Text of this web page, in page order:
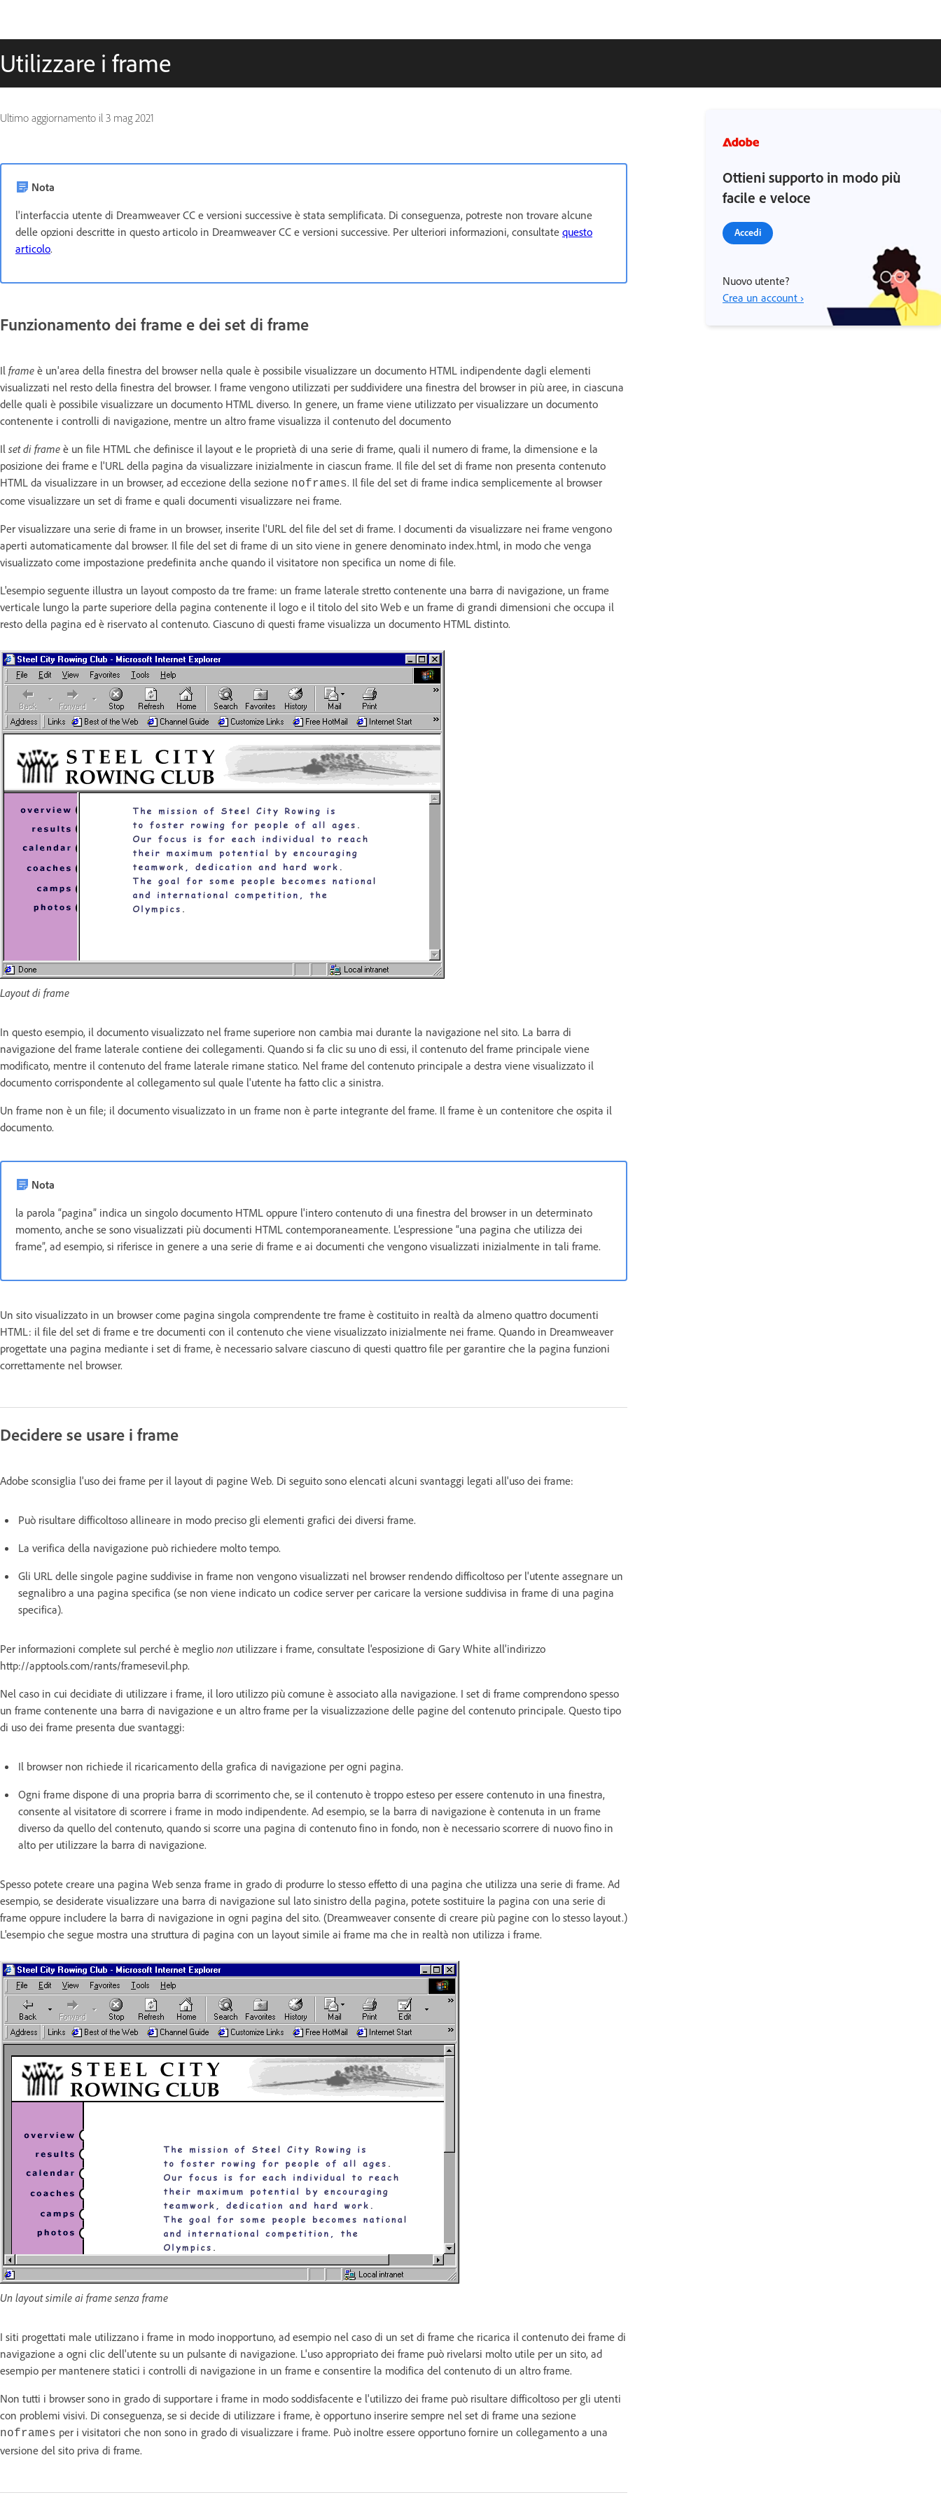
Utilizzare i frame
Ultimo aggiornamento il 3 mag 2021
Nota
l'interfaccia utente di Dreamweaver CC e versioni successive è stata semplificata. Di conseguenza, potreste non trovare alcune
delle opzioni descritte in questo articolo in Dreamweaver CC e versioni successive. Per ulteriori informazioni, consultate questo
articolo.
Funzionamento dei frame e dei set di frame
Il frame è un'area della finestra del browser nella quale è possibile visualizzare un documento HTML indipendente dagli elementi
visualizzati nel resto della finestra del browser. I frame vengono utilizzati per suddividere una finestra del browser in più aree, in ciascuna
delle quali è possibile visualizzare un documento HTML diverso. In genere, un frame viene utilizzato per visualizzare un documento
contenente i controlli di navigazione, mentre un altro frame visualizza il contenuto del documento
Il set di frame è un file HTML che definisce il layout e le proprietà di una serie di frame, quali il numero di frame, la dimensione e la
posizione dei frame e l'URL della pagina da visualizzare inizialmente in ciascun frame. Il file del set di frame non presenta contenuto
HTML da visualizzare in un browser, ad eccezione della sezione noframes. Il file del set di frame indica semplicemente al browser
come visualizzare un set di frame e quali documenti visualizzare nei frame.
Per visualizzare una serie di frame in un browser, inserite l'URL del file del set di frame. I documenti da visualizzare nei frame vengono
aperti automaticamente dal browser. Il file del set di frame di un sito viene in genere denominato index.html, in modo che venga
visualizzato come impostazione predefinita anche quando il visitatore non specifica un nome di file.
L'esempio seguente illustra un layout composto da tre frame: un frame laterale stretto contenente una barra di navigazione, un frame
verticale lungo la parte superiore della pagina contenente il logo e il titolo del sito Web e un frame di grandi dimensioni che occupa il
resto della pagina ed è riservato al contenuto. Ciascuno di questi frame visualizza un documento HTML distinto.
Layout di frame
In questo esempio, il documento visualizzato nel frame superiore non cambia mai durante la navigazione nel sito. La barra di
navigazione del frame laterale contiene dei collegamenti. Quando si fa clic su uno di essi, il contenuto del frame principale viene
modificato, mentre il contenuto del frame laterale rimane statico. Nel frame del contenuto principale a destra viene visualizzato il
documento corrispondente al collegamento sul quale l'utente ha fatto clic a sinistra.
Un frame non è un file; il documento visualizzato in un frame non è parte integrante del frame. Il frame è un contenitore che ospita il
documento.
Nota
la parola “pagina” indica un singolo documento HTML oppure l'intero contenuto di una finestra del browser in un determinato
momento, anche se sono visualizzati più documenti HTML contemporaneamente. L'espressione “una pagina che utilizza dei
frame”, ad esempio, si riferisce in genere a una serie di frame e ai documenti che vengono visualizzati inizialmente in tali frame.
Un sito visualizzato in un browser come pagina singola comprendente tre frame è costituito in realtà da almeno quattro documenti
HTML: il file del set di frame e tre documenti con il contenuto che viene visualizzato inizialmente nei frame. Quando in Dreamweaver
progettate una pagina mediante i set di frame, è necessario salvare ciascuno di questi quattro file per garantire che la pagina funzioni
correttamente nel browser.
Decidere se usare i frame
Adobe sconsiglia l'uso dei frame per il layout di pagine Web. Di seguito sono elencati alcuni svantaggi legati all'uso dei frame:
Può risultare difficoltoso allineare in modo preciso gli elementi grafici dei diversi frame.
La verifica della navigazione può richiedere molto tempo.
Gli URL delle singole pagine suddivise in frame non vengono visualizzati nel browser rendendo difficoltoso per l'utente assegnare un
segnalibro a una pagina specifica (se non viene indicato un codice server per caricare la versione suddivisa in frame di una pagina
specifica).
Per informazioni complete sul perché è meglio non utilizzare i frame, consultate l'esposizione di Gary White all'indirizzo
http://apptools.com/rants/framesevil.php.
Nel caso in cui decidiate di utilizzare i frame, il loro utilizzo più comune è associato alla navigazione. I set di frame comprendono spesso
un frame contenente una barra di navigazione e un altro frame per la visualizzazione delle pagine del contenuto principale. Questo tipo
di uso dei frame presenta due svantaggi:
Il browser non richiede il ricaricamento della grafica di navigazione per ogni pagina.
Ogni frame dispone di una propria barra di scorrimento che, se il contenuto è troppo esteso per essere contenuto in una finestra,
consente al visitatore di scorrere i frame in modo indipendente. Ad esempio, se la barra di navigazione è contenuta in un frame
diverso da quello del contenuto, quando si scorre una pagina di contenuto fino in fondo, non è necessario scorrere di nuovo fino in
alto per utilizzare la barra di navigazione.
Spesso potete creare una pagina Web senza frame in grado di produrre lo stesso effetto di una pagina che utilizza una serie di frame. Ad
esempio, se desiderate visualizzare una barra di navigazione sul lato sinistro della pagina, potete sostituire la pagina con una serie di
frame oppure includere la barra di navigazione in ogni pagina del sito. (Dreamweaver consente di creare più pagine con lo stesso layout.)
L'esempio che segue mostra una struttura di pagina con un layout simile ai frame ma che in realtà non utilizza i frame.
Un layout simile ai frame senza frame
I siti progettati male utilizzano i frame in modo inopportuno, ad esempio nel caso di un set di frame che ricarica il contenuto dei frame di
navigazione a ogni clic dell'utente su un pulsante di navigazione. L'uso appropriato dei frame può rivelarsi molto utile per un sito, ad
esempio per mantenere statici i controlli di navigazione in un frame e consentire la modifica del contenuto di un altro frame.
Non tutti i browser sono in grado di supportare i frame in modo soddisfacente e l'utilizzo dei frame può risultare difficoltoso per gli utenti
con problemi visivi. Di conseguenza, se si decide di utilizzare i frame, è opportuno inserire sempre nel set di frame una sezione
noframes per i visitatori che non sono in grado di visualizzare i frame. Può inoltre essere opportuno fornire un collegamento a una
versione del sito priva di frame.
Ottieni supporto in modo più
facile e veloce
Accedi
Nuovo utente?
Crea un account ›